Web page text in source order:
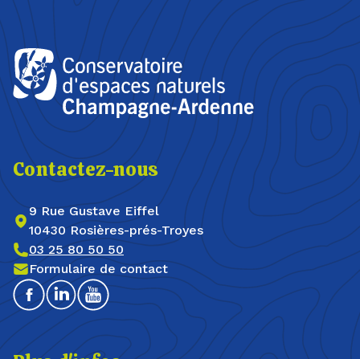
Contactez-nous
9 Rue Gustave Eiffel
10430 Rosières-prés-Troyes
03 25 80 50 50
Formulaire de contact
FacebookLinkedinYoutube